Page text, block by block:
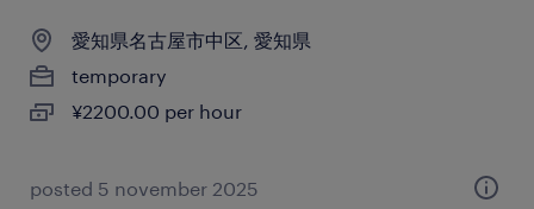
愛知県名古屋市中区, 愛知県
temporary
¥2200.00 per hour
posted 5 november 2025